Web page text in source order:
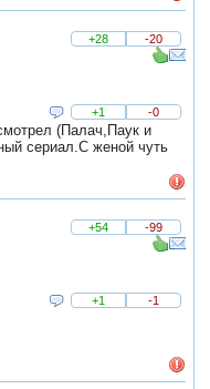
+28
-20
+1 -0
(Палач,Паук и
сериал.С женой чуть
+54
-99
+1 -1